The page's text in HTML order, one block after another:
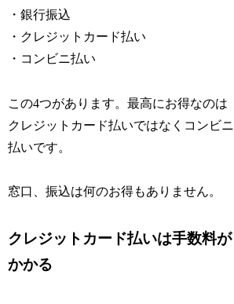
・銀行振込
・クレジットカード払い
・コンビニ払い
この4つがあります。最高にお得なのは
クレジットカード払いではなくコンビニ
払いです。
窓口、振込は何のお得もありません。
クレジットカード払いは手数料が
かかる